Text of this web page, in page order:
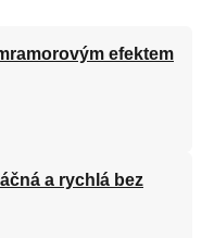
efektem
a rychlá bez